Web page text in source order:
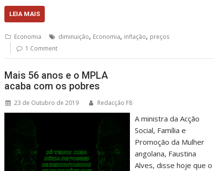
LEIA MAIS
Economia diminuição, Economia, inflação, preços
1 Comment
Mais 56 anos e o MPLA
acaba com os pobres
23 de Outubro de 2019 Redacção F8
A ministra da Acção
Social, Família e
Promoção da Mulher
angolana, Faustina
Alves, disse hoje que o